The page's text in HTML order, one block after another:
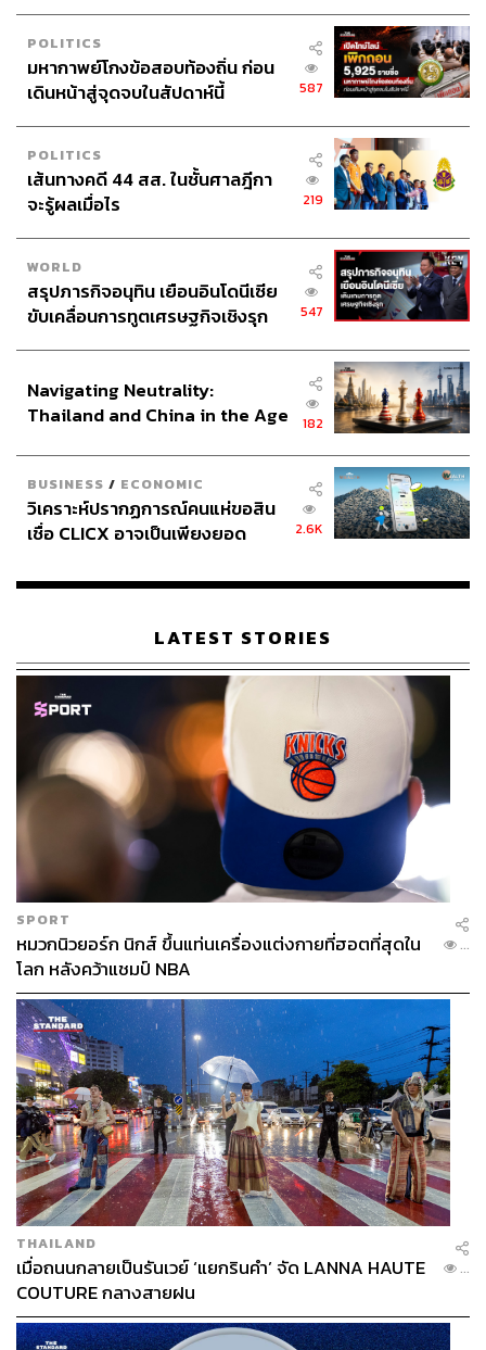
1.1K
ABOUT THE AUTHOR
ภัทรศยา เชาว์รัศมีกุล
บรรณาธิการ THE STANDARD LIFE
POLITICS
มหากาพย์โกงข้อสอบท้องถิ่น ก่อน
เดินหน้าสู่จุดจบในสัปดาห์นี้
587
POLITICS
เส้นทางคดี 44 สส. ในชั้นศาลฎีกา
จะรู้ผลเมื่อไร
219
WORLD
สรุปภารกิจอนุทิน เยือนอินโดนีเซีย
ขับเคลื่อนการทูตเศรษฐกิจเชิงรุก
547
Navigating Neutrality:
Thailand and China in the Age
182
BUSINESS / ECONOMIC
วิเคราะห์ปรากฏการณ์คนแห่ขอสิน
เชื่อ CLICX อาจเป็นเพียงยอด
เรือนไทยที่ถูกซุกไว้
2.6K
LATEST STORIES
SPORT
หมวกนิวยอร์ก นิกส์ ขึ้นแท่นเครื่องแต่งกายที่ฮอตที่สุดใน
โลก หลังคว้าแชมป์ NBA
...
THAILAND
เมื่อถนนกลายเป็นรันเวย์ ‘แยกรินคำ’ จัด LANNA HAUTE
COUTURE กลางสายฝน
...